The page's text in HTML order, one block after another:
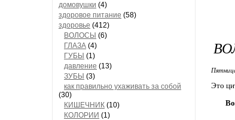
домовушки (4)
здоровое питание (58)
здоровье (412)
ВОЛОСЫ (6)
ГЛАЗА (4)
ГУБЫ (1)
давление (13)
ЗУБЫ (3)
как правильно ухаживать за собой
(30)
КИШЕЧНИК (10)
КОЛОРИИ (1)
Это